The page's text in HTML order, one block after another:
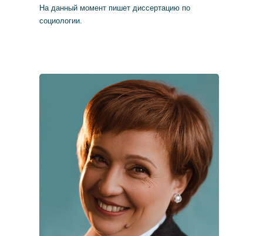
На данный момент пишет диссертацию по
социологии.